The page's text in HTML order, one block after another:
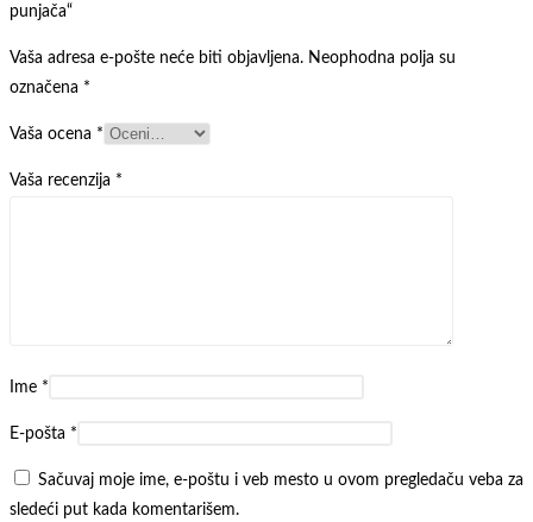
punjača“
Vaša adresa e-pošte neće biti objavljena. Neophodna polja su
označena *
Vaša ocena *
Vaša recenzija *
Ime *
E-pošta *
Sačuvaj moje ime, e-poštu i veb mesto u ovom pregledaču veba za
sledeći put kada komentarišem.